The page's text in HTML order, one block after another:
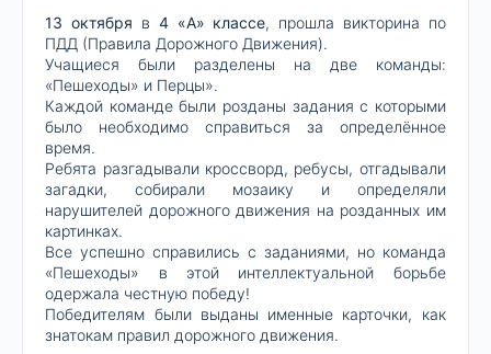
13 октября в 4 «А» классе, прошла викторина по
ПДД (Правила Дорожного Движения).
Учащиеся были разделены на две команды:
«Пешеходы» и Перцы».
Каждой команде были розданы задания с которыми
было необходимо справиться за определённое
время.
Ребята разгадывали кроссворд, ребусы, отгадывали
загадки, собирали мозаику и определяли
нарушителей дорожного движения на розданных им
картинках.
Все успешно справились с заданиями, но команда
«Пешеходы» в этой интеллектуальной борьбе
одержала честную победу!
Победителям были выданы именные карточки, как
знатокам правил дорожного движения.